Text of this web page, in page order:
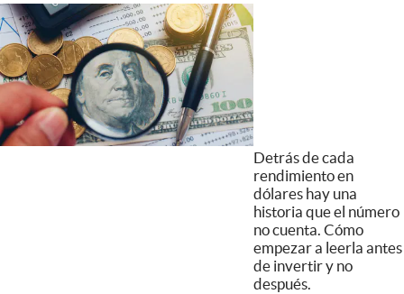
Detrás de cada
rendimiento en
dólares hay una
historia que el número
no cuenta. Cómo
empezar a leerla antes
de invertir y no
después.